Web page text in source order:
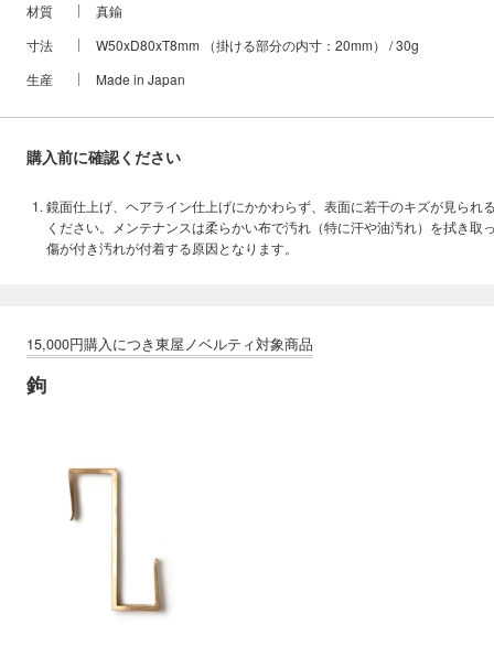
材質
真鍮
寸法
W50xD80xT8mm （掛ける部分の内寸：20mm） / 30g
生産
Made in Japan
購入前に確認ください
鏡面仕上げ、ヘアライン仕上げにかかわらず、表面に若干のキズが見られ
ください。メンテナンスは柔らかい布で汚れ（特に汗や油汚れ）を拭き取
傷が付き汚れが付着する原因となります。
鉤